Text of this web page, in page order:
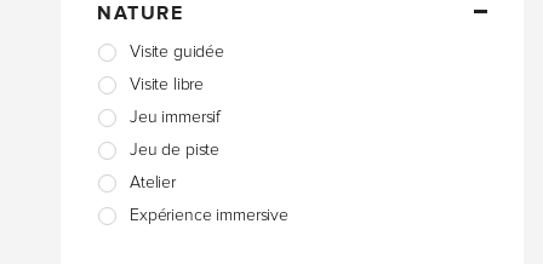
NATURE
Visite guidée
Visite libre
Jeu immersif
Jeu de piste
Atelier
Expérience immersive